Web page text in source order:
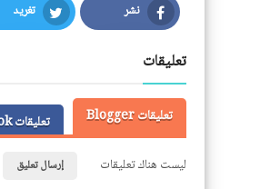
نشر
Facebook
تغريد
Twitter
تعليقات
تعليقات Blogger
تعليقات Facebook
ليست هناك تعليقات
إرسال تعليق